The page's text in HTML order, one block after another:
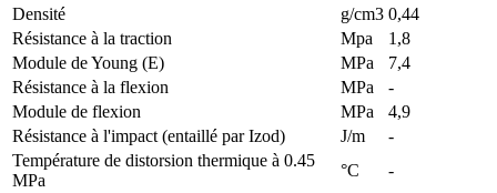
Densité
g/cm3 0,44
Résistance à la traction
Mpa
1,8
Module de Young (E)
MPa
7,4
Résistance à la flexion
MPa
-
Module de flexion
MPa
4,9
Résistance à l'impact (entaillé par Izod)
J/m
-
Température de distorsion thermique à 0.45
MPa
°C
-